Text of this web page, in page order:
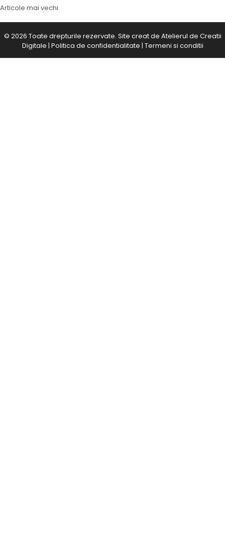
Navigare
în
articole
Articole mai vechi
© 2026 Toate drepturile rezervate. Site creat de Atelierul de Creatii
Digitale | Politica de confidentialitate | Termeni si conditii